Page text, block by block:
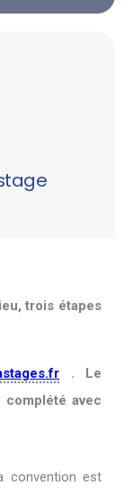
trois étapes
. Le
avec
convention est